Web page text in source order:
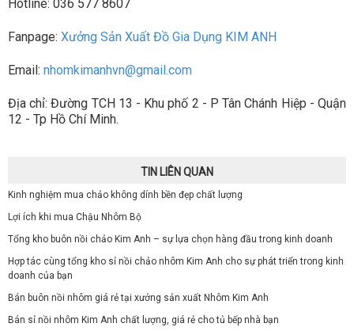
Hotline: 036 577 8607
Fanpage: Xưởng Sản Xuất Đồ Gia Dụng KIM ANH
Email: nhomkimanhvn@gmail.com
Địa chỉ: Đường TCH 13 - Khu phố 2 - P Tân Chánh Hiệp - Quận
12 - Tp Hồ Chí Minh.
TIN LIÊN QUAN
Kinh nghiệm mua chảo không dính bền đẹp chất lượng
Lợi ích khi mua Chậu Nhôm Bộ
Tổng kho buôn nồi chảo Kim Anh – sự lựa chọn hàng đầu trong kinh doanh
Hợp tác cùng tổng kho sỉ nồi chảo nhôm Kim Anh cho sự phát triển trong kinh
doanh của bạn
Bán buôn nồi nhôm giá rẻ tại xưởng sản xuất Nhôm Kim Anh
Bán sỉ nồi nhôm Kim Anh chất lượng, giá rẻ cho tủ bếp nhà bạn